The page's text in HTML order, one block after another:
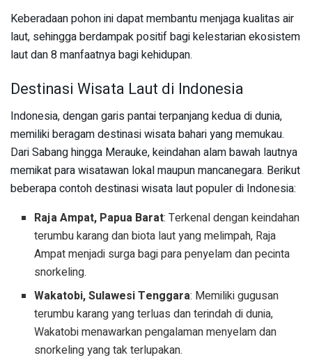
Keberadaan pohon ini dapat membantu menjaga kualitas air
laut, sehingga berdampak positif bagi kelestarian ekosistem
laut dan 8 manfaatnya bagi kehidupan.
Destinasi Wisata Laut di Indonesia
Indonesia, dengan garis pantai terpanjang kedua di dunia,
memiliki beragam destinasi wisata bahari yang memukau.
Dari Sabang hingga Merauke, keindahan alam bawah lautnya
memikat para wisatawan lokal maupun mancanegara. Berikut
beberapa contoh destinasi wisata laut populer di Indonesia:
Raja Ampat, Papua Barat: Terkenal dengan keindahan
terumbu karang dan biota laut yang melimpah, Raja
Ampat menjadi surga bagi para penyelam dan pecinta
snorkeling.
Wakatobi, Sulawesi Tenggara: Memiliki gugusan
terumbu karang yang terluas dan terindah di dunia,
Wakatobi menawarkan pengalaman menyelam dan
snorkeling yang tak terlupakan.